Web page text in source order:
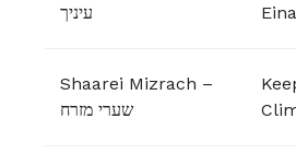
עיניך
Shaarei Mizrach –
שערי מזרח